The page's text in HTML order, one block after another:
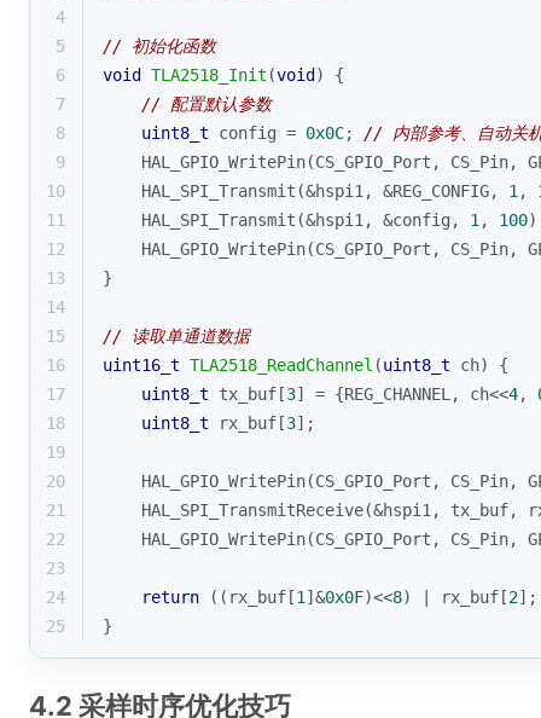
4
5
// 初始化函数
6
void TLA2518_Init (void )
{
7
// 配置默认参数
8
uint8_t config = 0x0C; // 内部参考、自动关
9
HAL_GPIO_WritePin(CS_GPIO_Port, CS_Pin,
10
    HAL_SPI_Transmit(&hspi1, &REG_CONFIG,
1 ,
11
    HAL_SPI_Transmit(&hspi1, &config,
1 , 100
12
HAL_GPIO_WritePin(CS_GPIO_Port, CS_Pin,
13
}
14
15
// 读取单通道数据
16
uint16_t TLA2518_ReadChannel (uint8_t ch)
{
17
uint8_t tx_buf[3] = {REG_CHANNEL, ch<<4,
18
uint8_t rx_buf[3];
19
20
HAL_GPIO_WritePin(CS_GPIO_Port, CS_Pin,
21
HAL_SPI_TransmitReceive(&hspi1, tx_buf,
22
HAL_GPIO_WritePin(CS_GPIO_Port, CS_Pin,
23
24
return ((rx_buf[1 ]&0x0F)<<8) | rx_buf[2];
25
}
4.2 采样时序优化技巧